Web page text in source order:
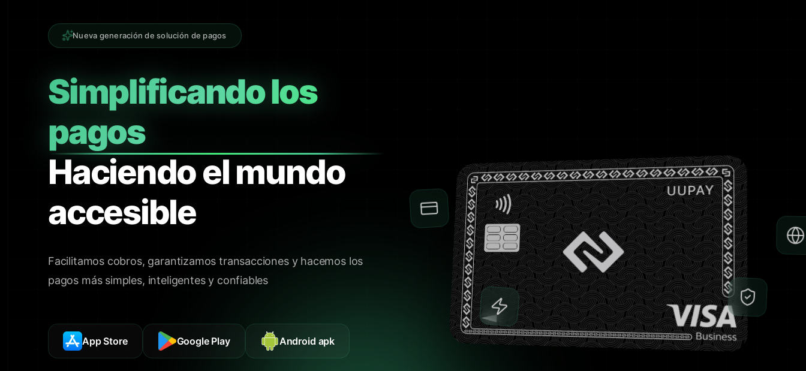
Nueva generación de solución de pagos
Simplificando los
pagos
Haciendo el mundo
accesible
Facilitamos cobros, garantizamos transacciones y hacemos los
pagos más simples, inteligentes y confiables
App Store Google Play Android apk